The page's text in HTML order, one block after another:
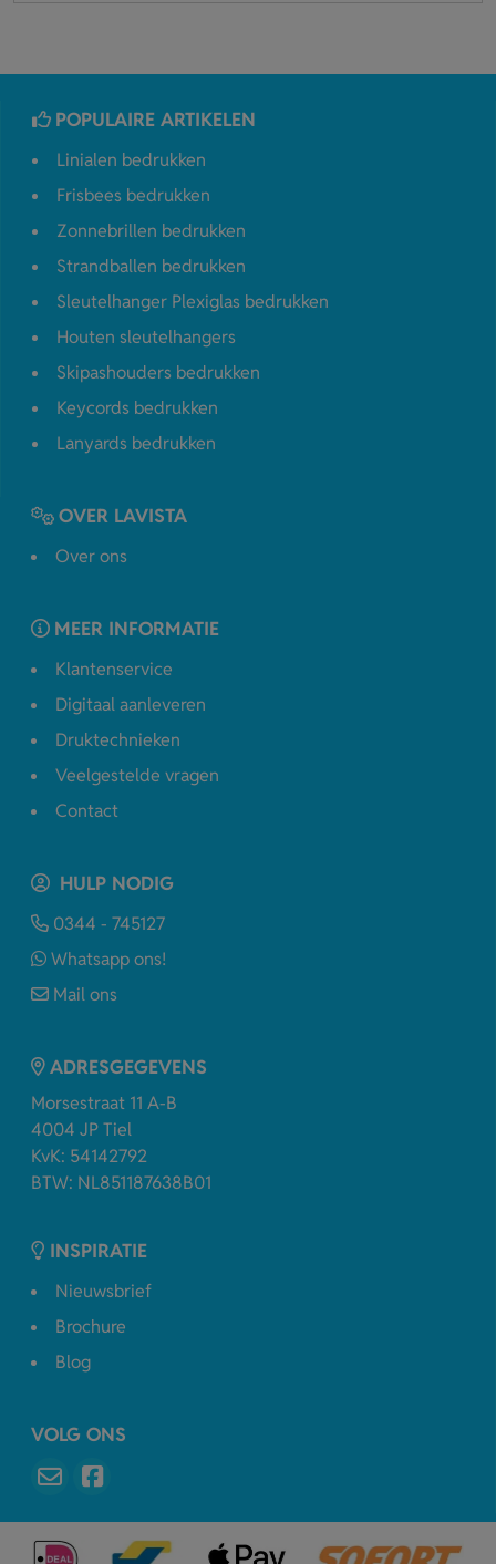
POPULAIRE ARTIKELEN
Linialen bedrukken
Frisbees bedrukken
Zonnebrillen bedrukken
Strandballen bedrukken
Sleutelhanger Plexiglas bedrukken
Houten sleutelhangers
Skipashouders bedrukken
Keycords bedrukken
Lanyards bedrukken
OVER LAVISTA
Over ons
MEER INFORMATIE
Klantenservice
Digitaal aanleveren
Druktechnieken
Veelgestelde vragen
Contact
HULP NODIG
0344 - 745127
Whatsapp ons!
Mail ons
ADRESGEGEVENS
Morsestraat 11 A-B
4004 JP Tiel
KvK: 54142792
BTW: NL851187638B01
INSPIRATIE
Nieuwsbrief
Brochure
Blog
VOLG ONS